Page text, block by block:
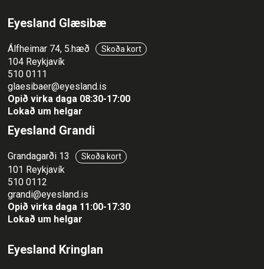
Eyesland Glæsibæ
Álfheimar 74, 5.hæð Skoða kort
104 Reykjavík
510 0111
glaesibaer@eyesland.is
Opið virka daga 08:30-17:00
Lokað um helgar
Eyesland Grandi
Grandagarði 13 Skoða kort
101 Reykjavík
510 0112
grandi@eyesland.is
Opið virka daga 11:00-17:30
Lokað um helgar
Eyesland Kringlan